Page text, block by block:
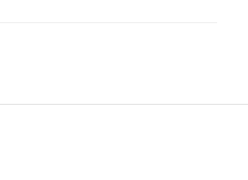
и службы сотрудников